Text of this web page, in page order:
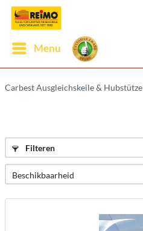
Menu
Carbest Ausgleichskeile & Hubstütze
Filteren